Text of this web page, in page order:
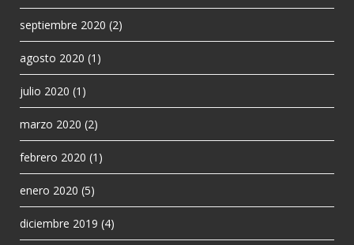
septiembre 2020 (2)
agosto 2020 (1)
julio 2020 (1)
marzo 2020 (2)
febrero 2020 (1)
enero 2020 (5)
diciembre 2019 (4)